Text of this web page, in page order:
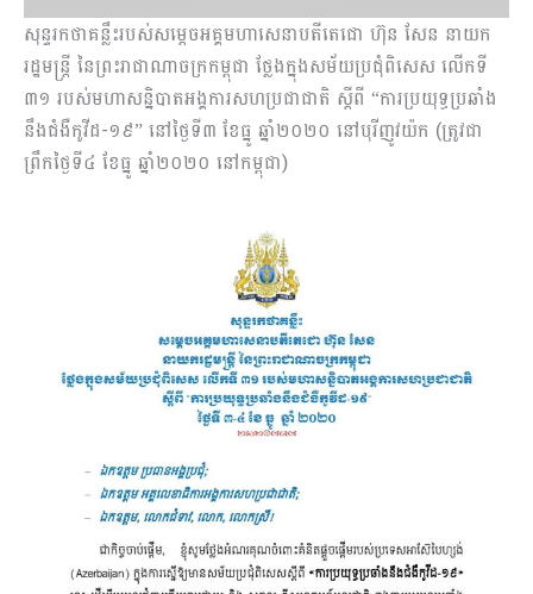
សុន្ទរកថាគន្លឹះរបស់សម្តេចអគ្គមហាសេនាបតីតេជោ ហ៊ុន សែន នាយក
រដ្ឋមន្រ្តី នៃព្រះរាជាណាចក្រកម្ពុជា ថ្លែងក្នុងសម័យប្រជុំពិសេស លើកទី
៣១ របស់មហាសន្និបាតអង្គការសហប្រជាជាតិ ស្ដីពី “ការប្រយុទ្ធប្រឆាំង
នឹងជំងឺកូវីដ-១៩” នៅថ្ងៃទី៣ ខែធ្នូ ឆ្នាំ២០២០ នៅបុរីញូវយ៉ក (ត្រូវជា
ព្រឹកថ្ងៃទី៤ ខែធ្នូ ឆ្នាំ២០២០ នៅកម្ពុជា)